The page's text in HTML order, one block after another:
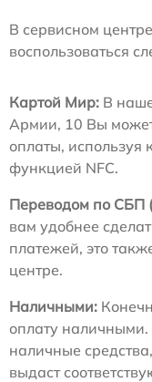
В сервисном
воспользоваться
Картой Мир: В
Армии, 10 Вы
оплаты, используя
функцией NFC.
Переводом по СБП
вам удобнее
платежей, это
центре.
Наличными:
оплату наличными.
наличные
выдаст